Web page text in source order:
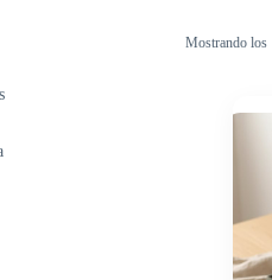
Mostrando los